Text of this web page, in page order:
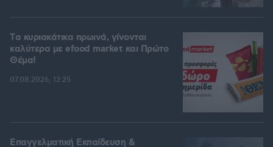
Tα κυριακάτικα πρωινά, γίνονται
καλύτερα με efood market και Πρώτο
Θέμα!
07.08.2026, 12:25
Επαγγελματική Εκπαίδευση &